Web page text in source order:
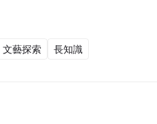
文藝探索 長知識